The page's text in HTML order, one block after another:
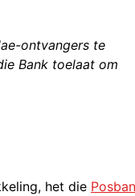
ontvangers te
Bank toelaat om
het die